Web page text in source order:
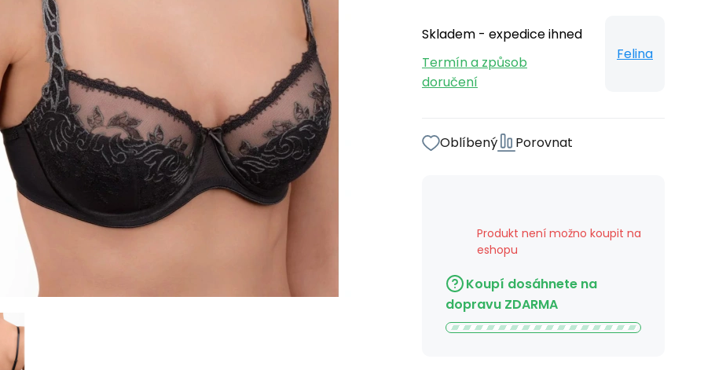
Skladem - expedice ihned
Termín a způsob
doručení
Felina
Oblíbený Porovnat
Produkt není možno koupit na
eshopu
Koupí dosáhnete na
dopravu ZDARMA